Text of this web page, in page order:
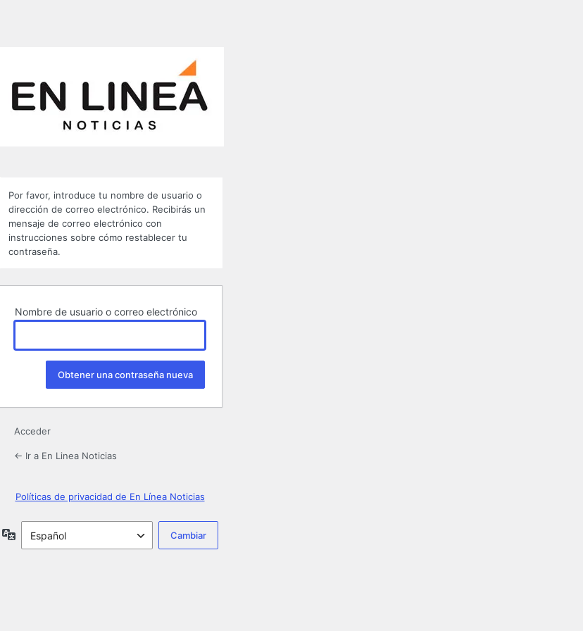
Por favor, introduce tu nombre de usuario o
dirección de correo electrónico. Recibirás un
mensaje de correo electrónico con
instrucciones sobre cómo restablecer tu
contraseña.
Nombre de usuario o correo electrónico
Acceder
← Ir a En Linea Noticias
Políticas de privacidad de En Línea Noticias
Idioma